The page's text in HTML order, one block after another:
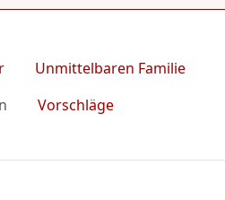
Unmittelbaren Familie
Vorschläge